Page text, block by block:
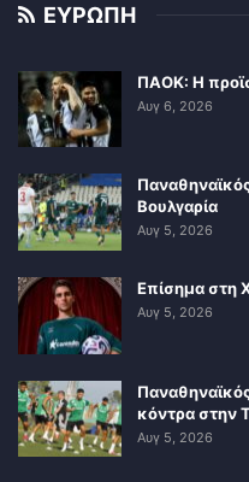
ΕΥΡΩΠΗ
ΠΑΟΚ: Η
Αυγ 6, 2026
Βουλγαρία
Αυγ 5, 2026
Επίσημα στη
Αυγ 5, 2026
κόντρα στην
Αυγ 5, 2026